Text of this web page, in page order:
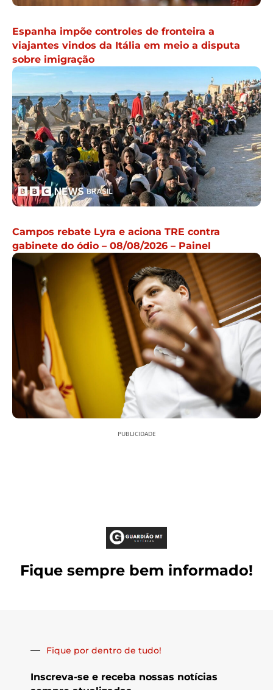
Espanha impõe controles de fronteira a
viajantes vindos da Itália em meio a disputa
sobre imigração
Campos rebate Lyra e aciona TRE contra
gabinete do ódio – 08/08/2026 – Painel
PUBLICIDADE
Fique sempre bem informado!
Fique por dentro de tudo!
Inscreva-se e receba nossas notícias